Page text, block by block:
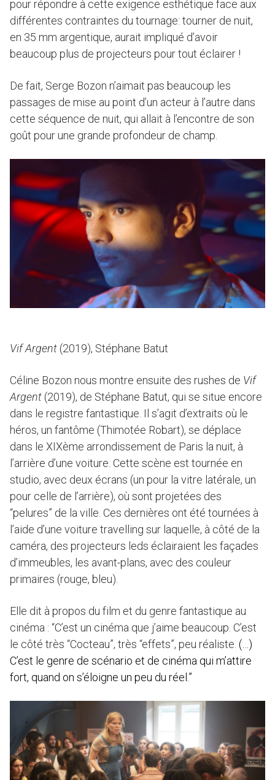
pour répondre à cette exigence esthétique face aux
différentes contraintes du tournage: tourner de nuit,
en 35 mm argentique, aurait impliqué d’avoir
beaucoup plus de projecteurs pour tout éclairer !
De fait, Serge Bozon n’aimait pas beaucoup les
passages de mise au point d’un acteur à l’autre dans
cette séquence de nuit, qui allait à l’encontre de son
goût pour une grande profondeur de champ.
Vif Argent (2019), Stéphane Batut
Céline Bozon nous montre ensuite des rushes de Vif
Argent (2019), de Stéphane Batut, qui se situe encore
dans le registre fantastique. Il s’agit d’extraits où le
héros, un fantôme (Thimotée Robart), se déplace
dans le XIXème arrondissement de Paris la nuit, à
l’arrière d’une voiture. Cette scène est tournée en
studio, avec deux écrans (un pour la vitre latérale, un
pour celle de l’arrière), où sont projetées des
“pelures” de la ville. Ces dernières ont été tournées à
l’aide d’une voiture travelling sur laquelle, à côté de la
caméra, des projecteurs leds éclairaient les façades
d’immeubles, les avant-plans, avec des couleur
primaires (rouge, bleu).
Elle dit à propos du film et du genre fantastique au
cinéma : “C’est un cinéma que j’aime beaucoup. C’est
le côté très “Cocteau”, très “effets”, peu réaliste. (…)
C’est le genre de scénario et de cinéma qui m’attire
fort, quand on s’éloigne un peu du réel.”